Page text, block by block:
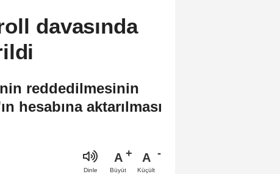
davasında
reddedilmesinin
hesabına aktarılması
Dinle
A
Büyüt
A
Küçült